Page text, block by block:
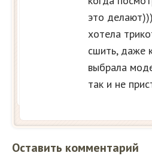
это
хотела
сшить, даже
выбрала
так и не
Оставить комментарий